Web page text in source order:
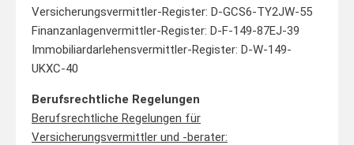
Versicherungsvermittler-Register: D-GCS6-TY2JW-55
Finanzanlagenvermittler-Register: D-F-149-87EJ-39
Immobiliardarlehensvermittler-Register: D-W-149-
UKXC-40
Berufsrechtliche Regelungen
Berufsrechtliche Regelungen für
Versicherungsvermittler und -berater: